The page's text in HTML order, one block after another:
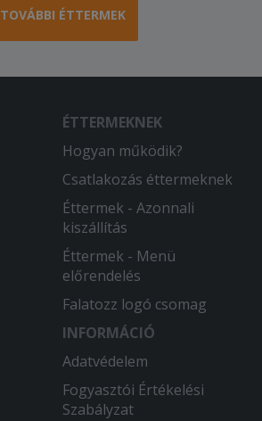
TOVÁBBI ÉTTERMEK
ÉTTERMEKNEK
Hogyan működik?
Csatlakozás éttermeknek
Éttermek - Azonnali
kiszállítás
Éttermek - Menü
előrendelés
Falatozz logó csomag
INFORMÁCIÓ
Adatvédelem
Fogyasztói Értékelési
Szabályzat